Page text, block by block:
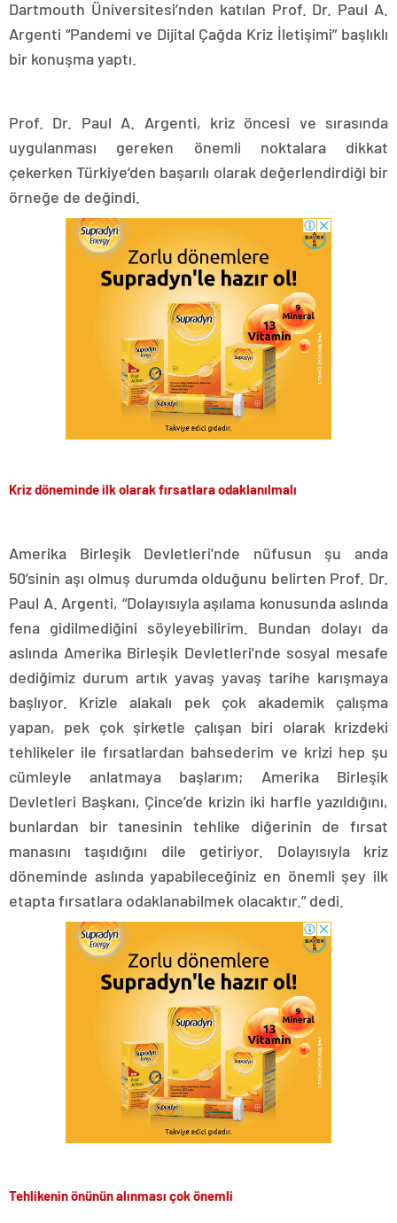
Dartmouth Üniversitesi’nden katılan Prof. Dr. Paul A.
Argenti “Pandemi ve Dijital Çağda Kriz İletişimi” başlıklı
bir konuşma yaptı.
Prof. Dr. Paul A. Argenti, kriz öncesi ve sırasında
uygulanması gereken önemli noktalara dikkat
çekerken Türkiye’den başarılı olarak değerlendirdiği bir
örneğe de değindi.
Kriz döneminde ilk olarak fırsatlara odaklanılmalı
Amerika Birleşik Devletleri'nde nüfusun şu anda
50’sinin aşı olmuş durumda olduğunu belirten Prof. Dr.
Paul A. Argenti, “Dolayısıyla aşılama konusunda aslında
fena gidilmediğini söyleyebilirim. Bundan dolayı da
aslında Amerika Birleşik Devletleri'nde sosyal mesafe
dediğimiz durum artık yavaş yavaş tarihe karışmaya
başlıyor. Krizle alakalı pek çok akademik çalışma
yapan, pek çok şirketle çalışan biri olarak krizdeki
tehlikeler ile fırsatlardan bahsederim ve krizi hep şu
cümleyle anlatmaya başlarım; Amerika Birleşik
Devletleri Başkanı, Çince’de krizin iki harfle yazıldığını,
bunlardan bir tanesinin tehlike diğerinin de fırsat
manasını taşıdığını dile getiriyor. Dolayısıyla kriz
döneminde aslında yapabileceğiniz en önemli şey ilk
etapta fırsatlara odaklanabilmek olacaktır.” dedi.
Tehlikenin önünün alınması çok önemli